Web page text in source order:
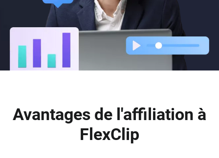
Avantages de l'affiliation à
FlexClip